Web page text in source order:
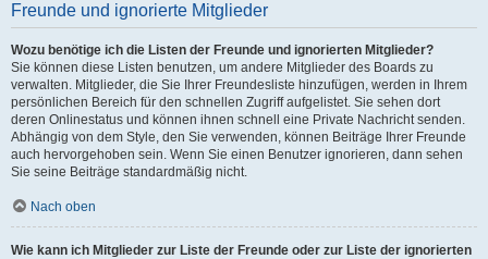
Freunde und ignorierte Mitglieder
Wozu benötige ich die Listen der Freunde und ignorierten Mitglieder?
Sie können diese Listen benutzen, um andere Mitglieder des Boards zu
verwalten. Mitglieder, die Sie Ihrer Freundesliste hinzufügen, werden in Ihrem
persönlichen Bereich für den schnellen Zugriff aufgelistet. Sie sehen dort
deren Onlinestatus und können ihnen schnell eine Private Nachricht senden.
Abhängig von dem Style, den Sie verwenden, können Beiträge Ihrer Freunde
auch hervorgehoben sein. Wenn Sie einen Benutzer ignorieren, dann sehen
Sie seine Beiträge standardmäßig nicht.
Nach oben
Wie kann ich Mitglieder zur Liste der Freunde oder zur Liste der ignorierten